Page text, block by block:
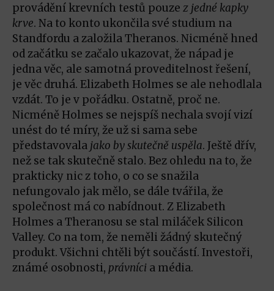
provádění krevních testů pouze z jedné kapky
krve. Na to konto ukončila své studium na
Standfordu a založila Theranos. Nicméně hned
od začátku se začalo ukazovat, že nápad je
jedna věc, ale samotná proveditelnost řešení,
je věc druhá. Elizabeth Holmes se ale nehodlala
vzdát. To je v pořádku. Ostatně, proč ne.
Nicméně Holmes se nejspíš nechala svojí vizí
unést do té míry, že už si sama sebe
představovala jako by skutečně uspěla. Ještě dřív,
než se tak skutečně stalo. Bez ohledu na to, že
prakticky nic z toho, o co se snažila
nefungovalo jak mělo, se dále tvářila, že
společnost má co nabídnout. Z Elizabeth
Holmes a Theranosu se stal miláček Silicon
Valley. Co na tom, že neměli žádný skutečný
produkt. Všichni chtěli být součástí. Investoři,
známé osobnosti, právníci a média.